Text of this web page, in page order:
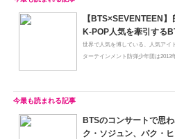
【BTS×SEVENTEEN
K-POP人気を牽引する
間
世界で人気を博している、人気アイ
ターテインメント防弾少年団は2013
BTSのコンサートで思
ク・ソジュン、パク・